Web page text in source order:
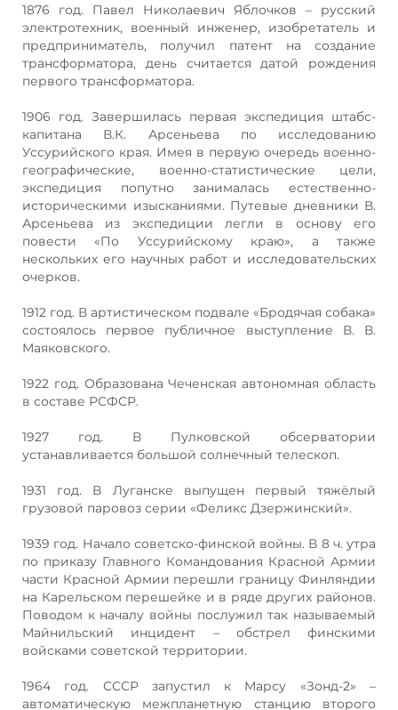
1876 год. Павел Николаевич Яблочков – русский
электротехник, военный инженер, изобретатель и
предприниматель, получил патент на создание
трансформатора, день считается датой рождения
первого трансформатора.
1906 год. Завершилась первая экспедиция штабс-
капитана В.К. Арсеньева по исследованию
Уссурийского края. Имея в первую очередь военно-
географические, военно-статистические цели,
экспедиция попутно занималась естественно-
историческими изысканиями. Путевые дневники В.
Арсеньева из экспедиции легли в основу его
повести «По Уссурийскому краю», а также
нескольких его научных работ и исследовательских
очерков.
1912 год. В артистическом подвале «Бродячая собака»
состоялось первое публичное выступление В. В.
Маяковского.
1922 год. Образована Чеченская автономная область
в составе РСФСР.
1927 год. В Пулковской обсерватории
устанавливается большой солнечный телескоп.
1931 год. В Луганске выпущен первый тяжёлый
грузовой паровоз серии «Феликс Дзержинский».
1939 год. Начало советско-финской войны. В 8 ч. утра
по приказу Главного Командования Красной Армии
части Красной Армии перешли границу Финляндии
на Карельском перешейке и в ряде других районов.
Поводом к началу войны послужил так называемый
Майнильский инцидент – обстрел финскими
войсками советской территории.
1964 год. СССР запустил к Марсу «Зонд-2» –
автоматическую межпланетную станцию второго